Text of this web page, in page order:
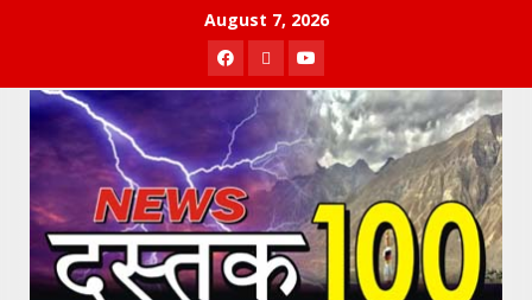
August 7, 2026
Facebook
TwitterYoutube